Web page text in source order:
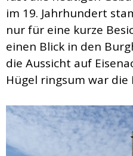
im 19. Jahrhundert
nur für eine kurze
einen Blick in den
die Aussicht auf
Hügel ringsum war die